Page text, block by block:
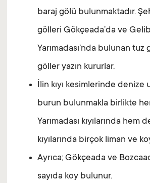
baraj gölü bulunmaktadır.
gölleri Gökçeada’da ve
Yarımadası’nda bulunan tuz
göller yazın kururlar.
İlin kıyı kesimlerinde denize
burun bulunmakla birlikte
Yarımadası kıyılarında hem
kıyılarında birçok liman ve
Ayrıca; Gökçeada ve
sayıda koy bulunur.